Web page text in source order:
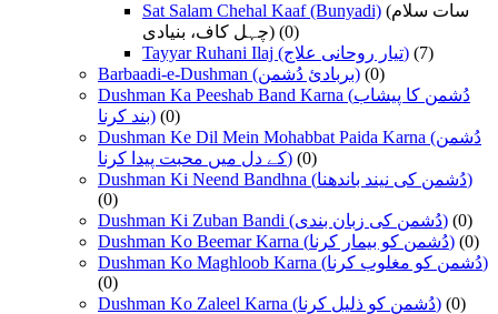
Sat Salam Chehal Kaaf (Bunyadi) (سات سلام
چہل کاف، بنیادی)
(0)
Tayyar Ruhani Ilaj (تیار روحانی علاج)
(7)
Barbaadi-e-Dushman (بربادیٔ دُشمن)
(0)
Dushman Ka Peeshab Band Karna (دُشمن کا پیشاب
بند کرنا)
(0)
Dushman Ke Dil Mein Mohabbat Paida Karna (دُشمن
کے دل میں محبت پیدا کرنا)
(0)
Dushman Ki Neend Bandhna (دُشمن کی نیند باندھنا)
(0)
Dushman Ki Zuban Bandi (دُشمن کی زبان بندی)
(0)
Dushman Ko Beemar Karna (دُشمن کو بیمار کرنا)
(0)
Dushman Ko Maghloob Karna (دُشمن کو مغلوب کرنا)
(0)
Dushman Ko Zaleel Karna (دُشمن کو ذلیل کرنا)
(0)